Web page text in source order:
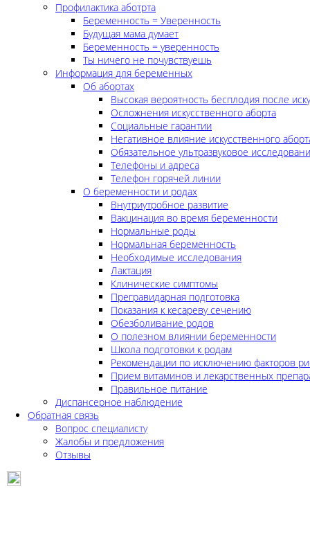
Профилактика аботрта
Беременность = Уверенность
Будущая мама думает
Беременность = уверенность
Ты ничего не почувствуешь
Информация для беременных
Об абортах
Высокая вероятность бесплодия после
Осложнения искусственного аборта
Социальные гарантии
Негативное влияние искусственного
Обязательное ультразвуковое
Телефоны и адреса
Телефон горячей линии
О беременности и родах
Внутриутробное развитие
Вакцинация во время беременности
Нормальные роды
Нормальная беременность
Необходимые исследования
Лактация
Клинические симптомы
Прегравидарная подготовка
Показания к кесареву сечению
Обезболивание родов
О полезном влиянии беременности
Школа подготовки к родам
Рекомендации по исключению факторов
Прием витаминов и лекарственных
Правильное питание
Диспансерное наблюдение
Обратная связь
Вопрос специалисту
Жалобы и предложения
Отзывы